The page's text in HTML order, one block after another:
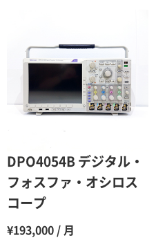
12ヶ月
DPO4054B デジタル・
フォスファ・オシロス
コープ
¥193,000 / 月